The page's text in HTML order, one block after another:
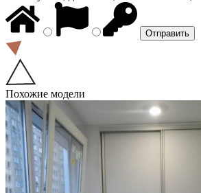
Похожие модели